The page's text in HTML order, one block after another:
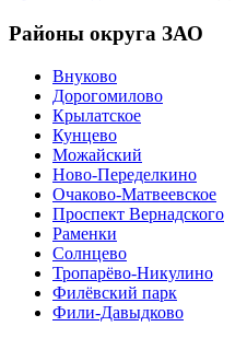
Районы округа ЗАО
Внуково
Дорогомилово
Крылатское
Кунцево
Можайский
Ново-Переделкино
Очаково-Матвеевское
Проспект Вернадского
Раменки
Солнцево
Тропарёво-Никулино
Филёвский парк
Фили-Давыдково